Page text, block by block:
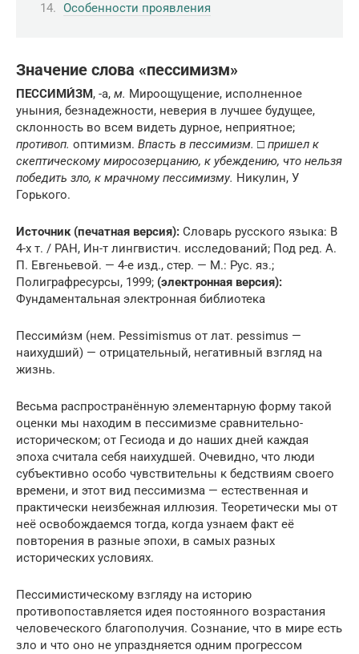
Особенности проявления
Значение слова «пессимизм»
ПЕССИМИ́ЗМ, -а, м. Мироощущение, исполненное
уныния, безнадежности, неверия в лучшее будущее,
склонность во всем видеть дурное, неприятное;
противоп. оптимизм. Впасть в пессимизм. □ пришел к
скептическому миросозерцанию, к убеждению, что нельзя
победить зло, к мрачному пессимизму. Никулин, У
Горького.
Источник (печатная версия): Словарь русского языка: В
4-х т. / РАН, Ин-т лингвистич. исследований; Под ред. А.
П. Евгеньевой. — 4-е изд., стер. — М.: Рус. яз.;
Полиграфресурсы, 1999; (электронная версия):
Фундаментальная электронная библиотека
Пессими́зм (нем. Pessimismus от лат. pessimus —
наихудший) — отрицательный, негативный взгляд на
жизнь.
Весьма распространённую элементарную форму такой
оценки мы находим в пессимизме сравнительно-
историческом; от Гесиода и до наших дней каждая
эпоха считала себя наихудшей. Очевидно, что люди
субъективно особо чувствительны к бедствиям своего
времени, и этот вид пессимизма — естественная и
практически неизбежная иллюзия. Теоретически мы от
неё освобождаемся тогда, когда узнаем факт её
повторения в разные эпохи, в самых разных
исторических условиях.
Пессимистическому взгляду на историю
противопоставляется идея постоянного возрастания
человеческого благополучия. Сознание, что в мире есть
зло и что оно не упраздняется одним прогрессом